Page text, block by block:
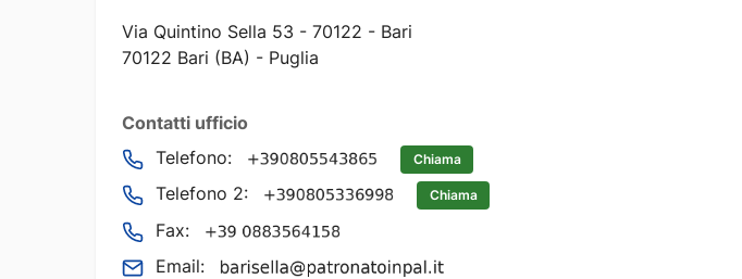
Via Quintino Sella 53 - 70122 - Bari
70122 Bari (BA) - Puglia
Contatti ufficio
Telefono:
Chiama
Telefono 2: Chiama
Fax:
Email: